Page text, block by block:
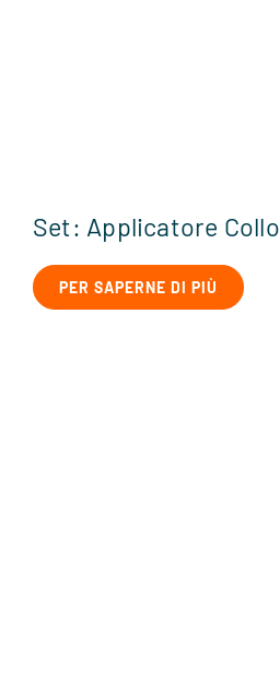
Set: Applicatore Collo
PER SAPERNE DI PIÙ